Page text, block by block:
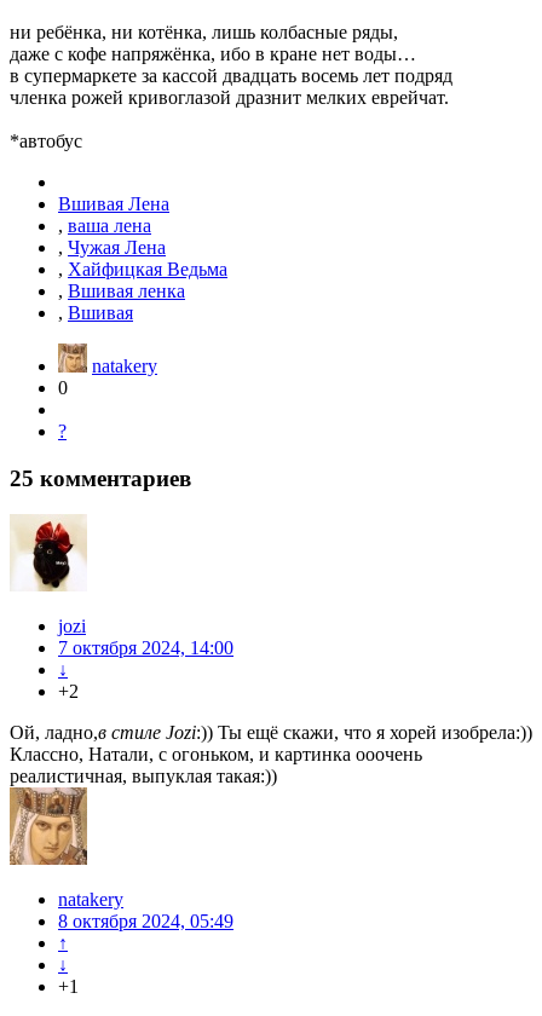
ни ребёнка, ни котёнка, лишь колбасные ряды,
даже с кофе напряжёнка, ибо в кране нет воды…
в супермаркете за кассой двадцать восемь лет подряд
членка рожей кривоглазой дразнит мелких еврейчат.
*автобус
Вшивая Лена
, ваша лена
, Чужая Лена
, Хайфицкая Ведьма
, Вшивая ленка
, Вшивая
natakery
0
?
25 комментариев
jozi
7 октября 2024, 14:00
↓
+2
Ой, ладно,в стиле Jozi:)) Ты ещё скажи, что я хорей изобрела:))
Классно, Натали, с огоньком, и картинка ооочень
реалистичная, выпуклая такая:))
natakery
8 октября 2024, 05:49
↑
↓
+1